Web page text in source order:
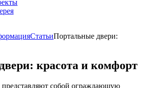
СтатьиПортальные двери:
красота и комфорт
собой ограждающую